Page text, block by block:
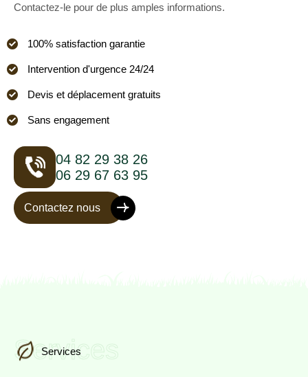
Contactez-le pour de plus amples informations.
100% satisfaction garantie
Intervention d'urgence 24/24
Devis et déplacement gratuits
Sans engagement
04 82 29 38 26
06 29 67 63 95
Contactez nous
Services
Services